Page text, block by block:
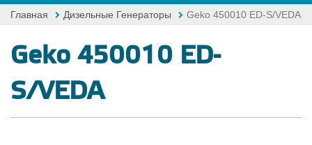
Главная Дизельные Генераторы Geko 450010 ED-S/VEDA
Geko 450010 ED-
S/VEDA